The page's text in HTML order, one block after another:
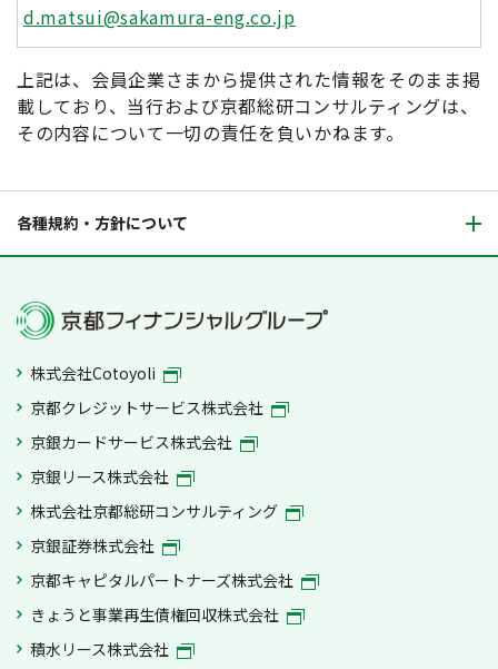
d.matsui@sakamura-eng.co.jp
上記は、会員企業さまから提供された情報をそのまま掲
載しており、当行および京都総研コンサルティングは、
その内容について一切の責任を負いかねます。
各種規約・方針について
株式会社Cotoyoli
京都クレジットサービス株式会社
京銀カードサービス株式会社
京銀リース株式会社
株式会社京都総研コンサルティング
京銀証券株式会社
京都キャピタルパートナーズ株式会社
きょうと事業再生債権回収株式会社
積水リース株式会社